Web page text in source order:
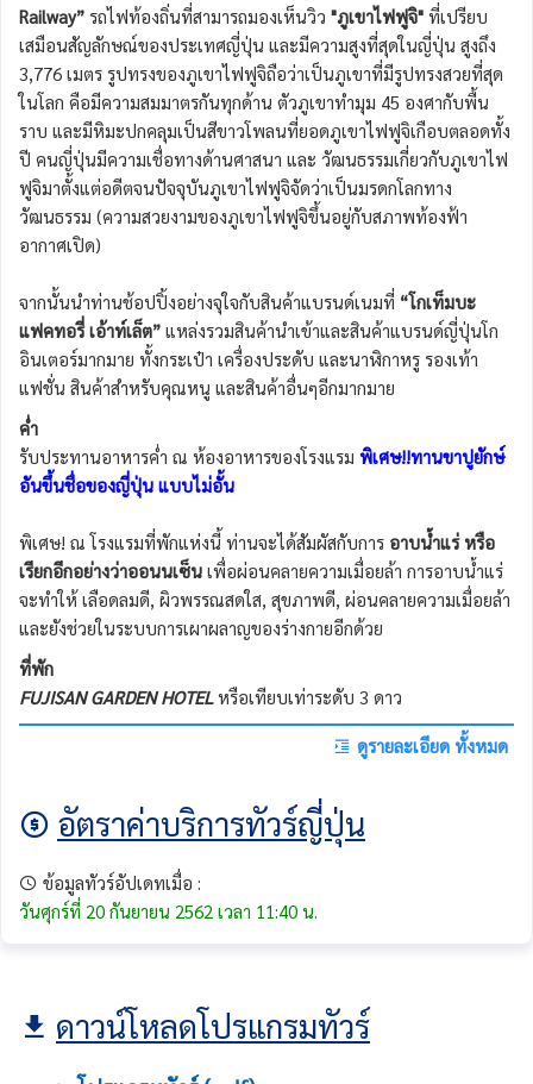
Railway” รถไฟท้องถิ่นที่สามารถมองเห็นวิว "ภูเขาไฟฟูจิ" ที่เปรียบ
เสมือนสัญลักษณ์ของประเทศญี่ปุ่น และมีความสูงที่สุดในญี่ปุ่น สูงถึง
3,776 เมตร รูปทรงของภูเขาไฟฟูจิถือว่าเป็นภูเขาที่มีรูปทรงสวยที่สุด
ในโลก คือมีความสมมาตรกันทุกด้าน ตัวภูเขาทำมุม 45 องศากับพื้น
ราบ และมีหิมะปกคลุมเป็นสีขาวโพลนที่ยอดภูเขาไฟฟูจิเกือบตลอดทั้ง
ปี คนญี่ปุ่นมีความเชื่อทางด้านศาสนา และ วัฒนธรรมเกี่ยวกับภูเขาไฟ
ฟูจิมาตั้งแต่อดีตจนปัจจุบันภูเขาไฟฟูจิจัดว่าเป็นมรดกโลกทาง
วัฒนธรรม (ความสวยงามของภูเขาไฟฟูจิขึ้นอยู่กับสภาพท้องฟ้า
อากาศเปิด)
จากนั้นนำท่านช้อปปิ้งอย่างจุใจกับสินค้าแบรนด์เนมที่ “โกเท็มบะ
แฟคทอรี่ เอ้าท์เล็ต” แหล่งรวมสินค้านำเข้าและสินค้าแบรนด์ญี่ปุ่นโก
อินเตอร์มากมาย ทั้งกระเป๋า เครื่องประดับ และนาฬิกาหรู รองเท้า
แฟชั่น สินค้าสำหรับคุณหนู และสินค้าอื่นๆอีกมากมาย
ค่ำ
รับประทานอาหารค่ำ ณ ห้องอาหารของโรงแรม พิเศษ!!ทานขาปูยักษ์
อันขึ้นชื่อของญี่ปุ่น แบบไม่อั้น
พิเศษ! ณ โรงแรมที่พักแห่งนี้ ท่านจะได้สัมผัสกับการ อาบน้ำแร่ หรือ
เรียกอีกอย่างว่าออนนเซ็น เพื่อผ่อนคลายความเมื่อยล้า การอาบน้ำแร่
จะทำให้ เลือดลมดี, ผิวพรรณสดใส, สุขภาพดี, ผ่อนคลายความเมื่อยล้า
และยังช่วยในระบบการเผาผลาญของร่างกายอีกด้วย
ที่พัก
FUJISAN GARDEN HOTELหรือเทียบเท่าระดับ 3 ดาว
ดูรายละเอียด ทั้งหมด
อัตราค่าบริการทัวร์ญี่ปุ่น
ข้อมูลทัวร์อัปเดทเมื่อ :
วันศุกร์ที่ 20 กันยายน 2562 เวลา 11:40 น.
ดาวน์โหลดโปรแกรมทัวร์